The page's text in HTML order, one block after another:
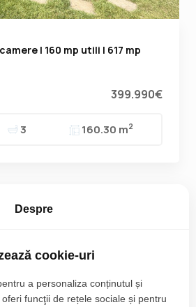
| 160 mp utili | 617 mp
399.990€
3 160.30 m2
Despre
cookie-uri
a personaliza conținutul și
funcţii de rețele sociale și pentru